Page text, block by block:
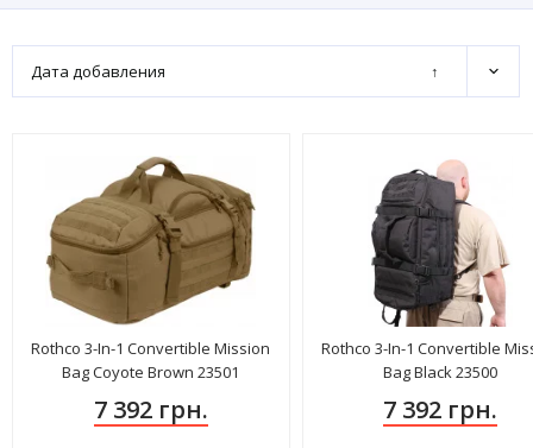
Дата добавления ↑
Rothco 3-In-1 Convertible Mission
Bag Coyote Brown 23501
7 392 грн.
Rothco 3-In-1 Convertible
Bag Black 23500
7 392 грн.